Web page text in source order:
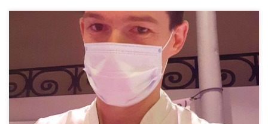
Le covid fait des ravages mais aussi sur les petits
commerçants et artisans. Seul dans mon laboratoire, je
garde le sourire mais l’avenir me fait peur. Je vais parler
pour ma profession, car j’ai l’impression que nous sommes
les oubliés ou que nous sommes restés au fond du sac.
Déjà, […]